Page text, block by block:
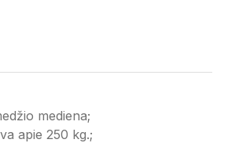
mediena;
apie 250 kg.;